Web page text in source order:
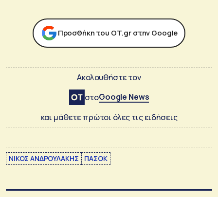
Προσθήκη του ΟΤ.gr στην Google
Ακολουθήστε τον
στοGoogle News
και μάθετε πρώτοι όλες τις ειδήσεις
ΝΙΚΟΣ ΑΝΔΡΟΥΛΑΚΗΣ ΠΑΣΟΚ